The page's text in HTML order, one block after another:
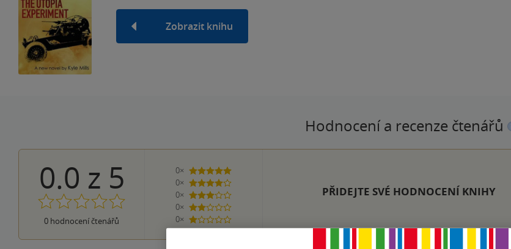
Zobrazit knihu
Hodnocení a recenze čtenářů
0.0 z 5
0 hodnocení čtenářů
0×
5 hvězdiček
0×
4 hvězdičky
0×
3 hvězdičky
0×
2 hvězdičky
0×
1 hvezdička
PŘIDEJTE SVÉ HODNOCENÍ KNIHY